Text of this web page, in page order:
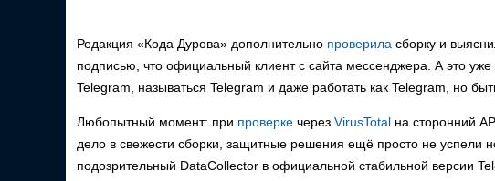
Редакция «Кода Дурова» дополнительно проверила сборку и
подписью, что официальный клиент с сайта мессенджера. А это
Telegram, называться Telegram и даже работать как Telegram, но
Любопытный момент: при проверке через VirusTotal на сторонний
дело в свежести сборки, защитные решения ещё просто не успели
подозрительный DataCollector в официальной стабильной версии